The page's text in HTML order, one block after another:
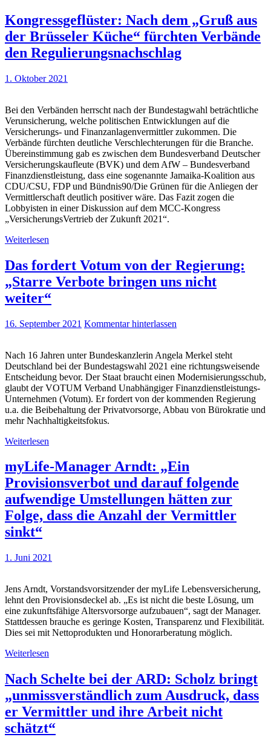
Kongressgeflüster: Nach dem „Gruß aus
der Brüsseler Küche“ fürchten Verbände
den Regulierungsnachschlag
1. Oktober 2021
Bei den Verbänden herrscht nach der Bundestagwahl beträchtliche
Verunsicherung, welche politischen Entwicklungen auf die
Versicherungs- und Finanzanlagenvermittler zukommen. Die
Verbände fürchten deutliche Verschlechterungen für die Branche.
Übereinstimmung gab es zwischen dem Bundesverband Deutscher
Versicherungskaufleute (BVK) und dem AfW – Bundesverband
Finanzdienstleistung, dass eine sogenannte Jamaika-Koalition aus
CDU/CSU, FDP und Bündnis90/Die Grünen für die Anliegen der
Vermittlerschaft deutlich positiver wäre. Das Fazit zogen die
Lobbyisten in einer Diskussion auf dem MCC-Kongress
„VersicherungsVertrieb der Zukunft 2021“.
Weiterlesen
Das fordert Votum von der Regierung:
„Starre Verbote bringen uns nicht
weiter“
16. September 2021 Kommentar hinterlassen
Nach 16 Jahren unter Bundeskanzlerin Angela Merkel steht
Deutschland bei der Bundestagswahl 2021 eine richtungsweisende
Entscheidung bevor. Der Staat braucht einen Modernisierungsschub,
glaubt der VOTUM Verband Unabhängiger Finanzdienstleistungs-
Unternehmen (Votum). Er fordert von der kommenden Regierung
u.a. die Beibehaltung der Privatvorsorge, Abbau von Bürokratie und
mehr Nachhaltigkeitsfokus.
Weiterlesen
myLife-Manager Arndt: „Ein
Provisionsverbot und darauf folgende
aufwendige Umstellungen hätten zur
Folge, dass die Anzahl der Vermittler
sinkt“
1. Juni 2021
Jens Arndt, Vorstandsvorsitzender der myLife Lebensversicherung,
lehnt den Provisionsdeckel ab. „Es ist nicht die beste Lösung, um
eine zukunftsfähige Altersvorsorge aufzubauen“, sagt der Manager.
Stattdessen brauche es geringe Kosten, Transparenz und Flexibilität.
Dies sei mit Nettoprodukten und Honorarberatung möglich.
Weiterlesen
Nach Schelte bei der ARD: Scholz bringt
„unmissverständlich zum Ausdruck, dass
er Vermittler und ihre Arbeit nicht
schätzt“